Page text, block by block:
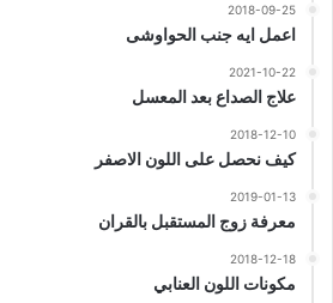
2018-09-25
اعمل ايه جنب الحواوشى
2021-10-22
علاج الصداع بعد المعسل
2018-12-10
كيف نحصل على اللون الاصفر
2019-01-13
معرفة زوج المستقبل بالقران
2018-12-18
مكونات اللون العنابي